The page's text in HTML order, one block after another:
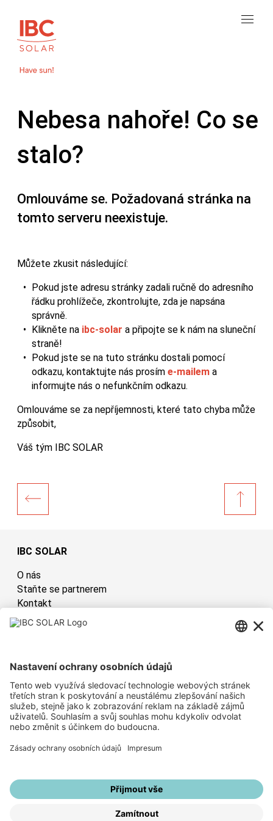
Nebesa nahoře! Co se
stalo?
Omlouváme se. Požadovaná stránka na
tomto serveru neexistuje.
Můžete zkusit následující:
Pokud jste adresu stránky zadali ručně do adresního
řádku prohlížeče, zkontrolujte, zda je napsána
správně.
Klikněte na ibc-solar a připojte se k nám na sluneční
straně!
Pokud jste se na tuto stránku dostali pomocí
odkazu, kontaktujte nás prosím e-mailem a
informujte nás o nefunkčním odkazu.
Omlouváme se za nepříjemnosti, které tato chyba může
způsobit,
Váš tým IBC SOLAR
IBC SOLAR
O nás
Staňte se partnerem
Kontakt
Have sun!
Informace o společnosti